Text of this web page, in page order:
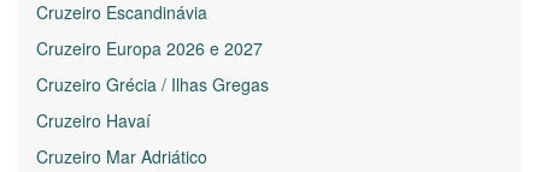
Cruzeiro Escandinávia
Cruzeiro Europa 2026 e 2027
Cruzeiro Grécia / Ilhas Gregas
Cruzeiro Havaí
Cruzeiro Mar Adriático